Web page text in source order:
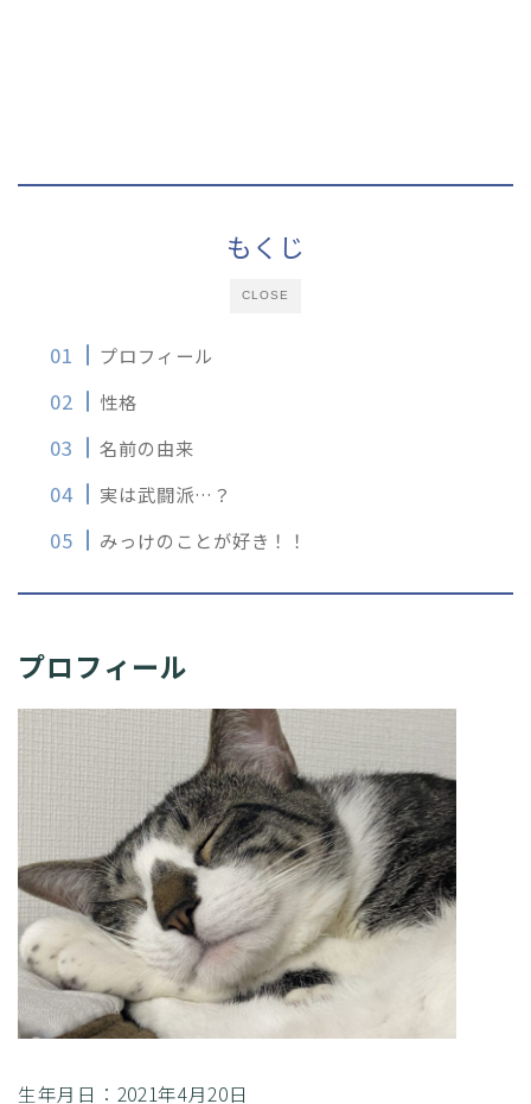
CLOSE
もくじ
プロフィール
性格
名前の由来
実は武闘派…？
みっけのことが好き！！
プロフィール
生年月日：2021年4月20日